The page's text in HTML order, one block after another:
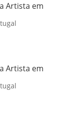
Artista em
Artista em